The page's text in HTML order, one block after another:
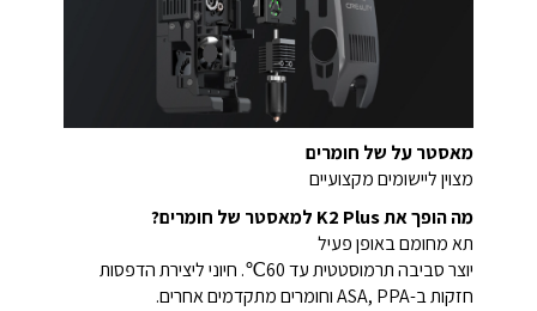
מאסטר על של חומרים
מצוין ליישומים מקצועיים
מה הופך את K2 Plus למאסטר של חומרים?
תא מחומם באופן פעיל
יוצר סביבה תרמוסטטית עד 60℃.
חיוני ליצירת הדפסות
חזקות ב-ASA, PPA וחומרים מתקדמים אחרים.